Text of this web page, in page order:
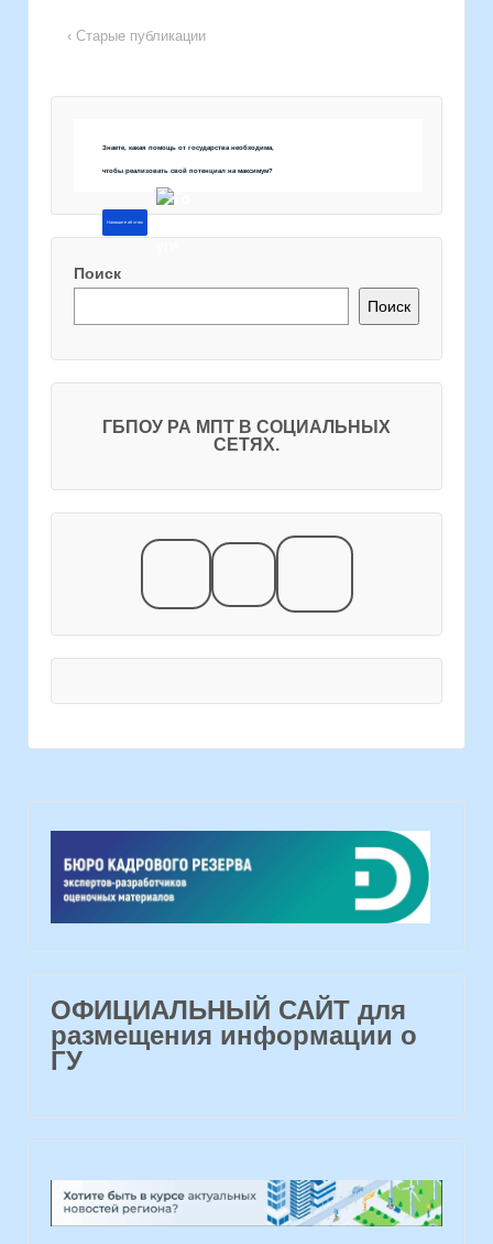
‹ Старые публикации
Знаете, какая помощь от государства необходима,
чтобы реализовать свой потенциал на максимум?
Напишите об этом
Поиск
Поиск
ГБПОУ РА МПТ В СОЦИАЛЬНЫХ
СЕТЯХ.
ОФИЦИАЛЬНЫЙ САЙТ для
размещения информации о
ГУ